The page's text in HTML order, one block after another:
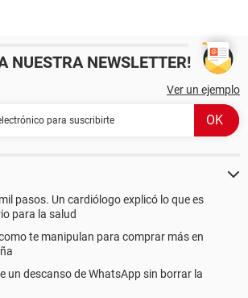
NUESTRA NEWSLETTER!
Ver un ejemplo
pasos. Un cardiólogo explicó lo que es
para la salud
te manipulan para comprar más en
un descanso de WhatsApp sin borrar la